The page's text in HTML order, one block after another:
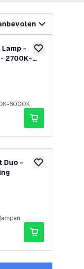
toevoegen
-
2700K-
openen
6000K
toevoegen
Duo -
openen